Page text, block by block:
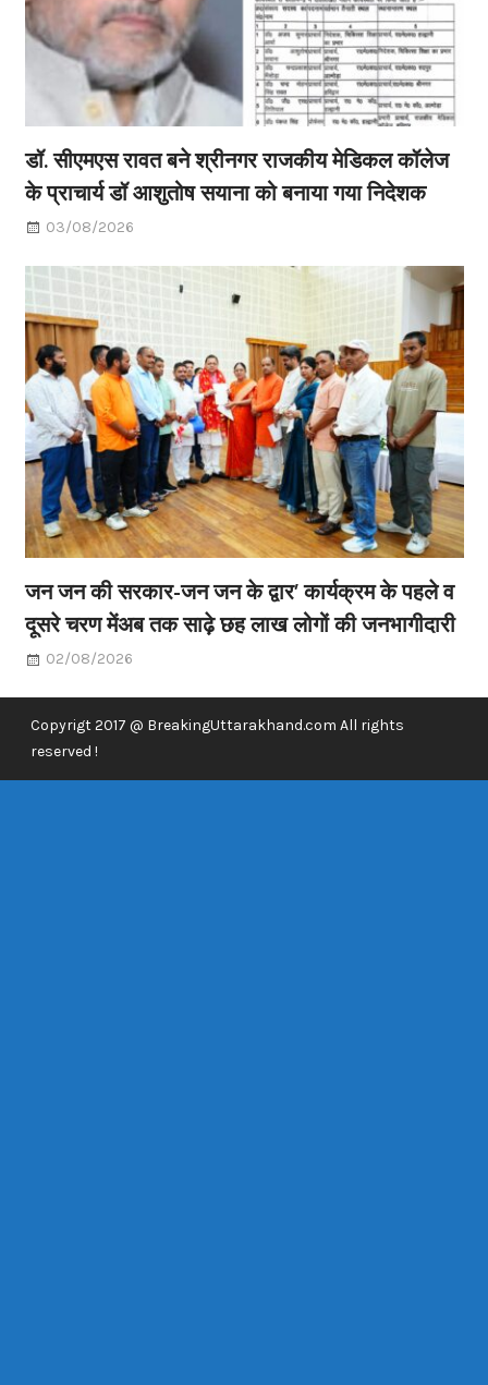
डॉ. सीएमएस रावत बने श्रीनगर राजकीय मेडिकल कॉलेज
के प्राचार्य डॉ आशुतोष सयाना को बनाया गया निदेशक
03/08/2026
जन जन की सरकार-जन जन के द्वार’ कार्यक्रम के पहले व
दूसरे चरण मेंअब तक साढ़े छह लाख लोगों की जनभागीदारी
02/08/2026
Copyrigt 2017 @ BreakingUttarakhand.com All rights
reserved !